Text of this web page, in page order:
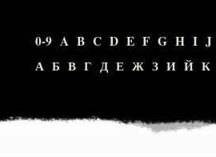
0-9 A B C D E F G H I J
А Б В Г Д Е Ж З И Й К